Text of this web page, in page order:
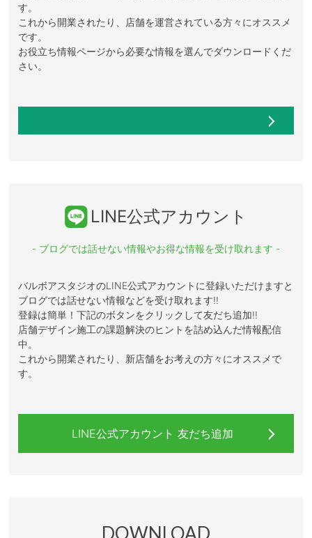
す。
これから開業されたり、店舗を運営されている方々にオススメ
です。
お役立ち情報ページから必要な情報を選んでダウンロードくだ
さい。
LINE公式アカウント
- ブログでは話せない情報やお得な情報を受け取れます -
バルボアスタジオのLINE公式アカウントに登録いただけますと
ブログでは話せない情報などを受け取れます!!
登録は簡単！下記のボタンをクリックして友だち追加!!
店舗デザイン施工の課題解決のヒントを詰め込んだ情報配信
中。
これから開業されたり、新店舗をお考えの方々にオススメで
す。
LINE公式アカウント 友だち追加
DOWNLOAD